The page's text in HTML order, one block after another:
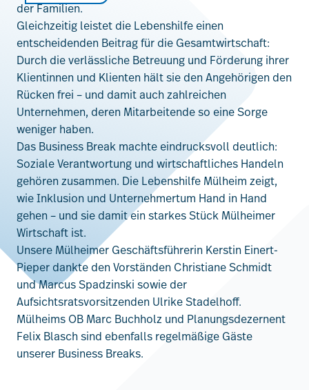
der Familien.
Gleichzeitig leistet die Lebenshilfe einen
entscheidenden Beitrag für die Gesamtwirtschaft:
Durch die verlässliche Betreuung und Förderung ihrer
Klientinnen und Klienten hält sie den Angehörigen den
Rücken frei – und damit auch zahlreichen
Unternehmen, deren Mitarbeitende so eine Sorge
weniger haben.
Das Business Break machte eindrucksvoll deutlich:
Soziale Verantwortung und wirtschaftliches Handeln
gehören zusammen. Die Lebenshilfe Mülheim zeigt,
wie Inklusion und Unternehmertum Hand in Hand
gehen – und sie damit ein starkes Stück Mülheimer
Wirtschaft ist.
Unsere Mülheimer Geschäftsführerin Kerstin Einert-
Pieper dankte den Vorständen Christiane Schmidt
und Marcus Spadzinski sowie der
Aufsichtsratsvorsitzenden Ulrike Stadelhoff.
Mülheims OB Marc Buchholz und Planungsdezernent
Felix Blasch sind ebenfalls regelmäßige Gäste
unserer Business Breaks.